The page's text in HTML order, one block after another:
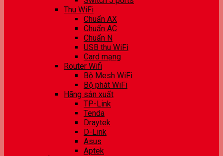
Thu WiFi
Chuẩn AX
Chuẩn AC
Chuẩn N
USB thu WiFi
Card mạng
Router Wifi
Bộ Mesh WiFi
Bộ phát WiFi
Hãng sản xuất
TP-Link
Tenda
Draytek
D-Link
Asus
Aptek